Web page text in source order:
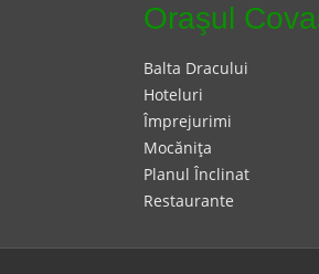
Oraşul
Balta Dracului
Hoteluri
Împrejurimi
Mocăniţa
Planul Înclinat
Restaurante